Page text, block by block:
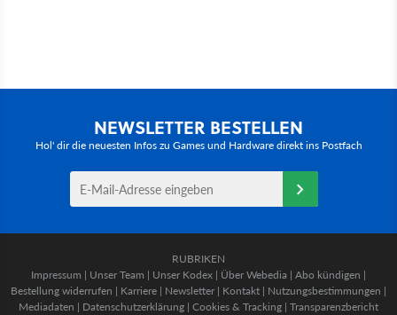
NEWSLETTER BESTELLEN
Hol' dir die neuesten Infos zu Games und Hardware direkt ins Postfach
RUBRIKEN
Impressum | Unser Team | Unser Kodex | Über Webedia | Abo kündigen |
Bestellung widerrufen | Karriere | Newsletter | Kontakt | Nutzungsbestimmungen |
Mediadaten | Datenschutzerklärung | Cookies & Tracking | Transparenzbericht